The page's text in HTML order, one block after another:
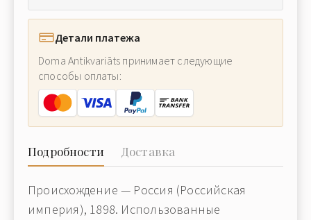
Детали платежа
Doma Antikvariāts принимает следующие
способы оплаты:
Подробности Доставка
Происхождение — Россия (Российская
империя), 1898. Использованные